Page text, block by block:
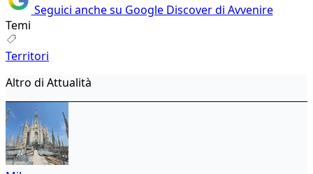
Seguici anche su Google Discover di Avvenire
Temi
Territori
Altro di Attualità